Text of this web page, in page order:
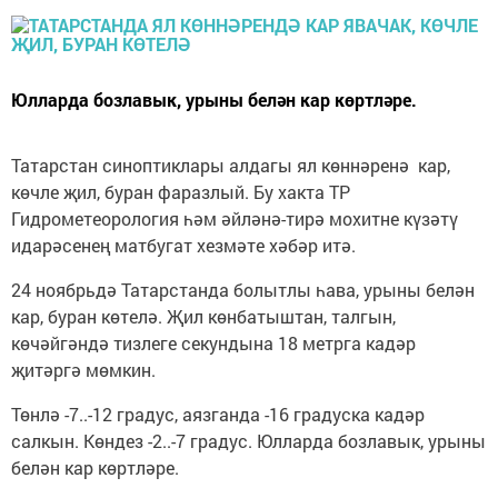
Юлларда бозлавык, урыны белән кар көртләре.
Татарстан синоптиклары алдагы ял көннәренә кар,
көчле җил, буран фаразлый. Бу хакта ТР
Гидрометеорология һәм әйләнә-тирә мохитне күзәтү
идарәсенең матбугат хезмәте хәбәр итә.
24 ноябрьдә Татарстанда болытлы һава, урыны белән
кар, буран көтелә. Җил көнбатыштан, талгын,
көчәйгәндә тизлеге секундына 18 метрга кадәр
җитәргә мөмкин.
Төнлә -7..-12 градус, аязганда -16 градуска кадәр
салкын. Көндез -2..-7 градус. Юлларда бозлавык, урыны
белән кар көртләре.